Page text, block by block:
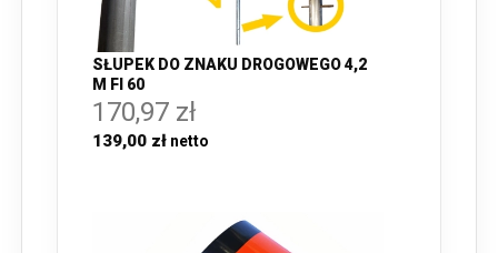
SŁUPEK DO ZNAKU DROGOWEGO 4,2
M FI 60
170,97 zł
139,00 zł